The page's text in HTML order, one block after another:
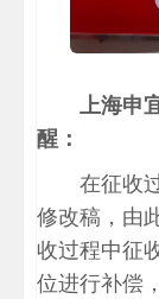
上海申
醒：
在征收
修改稿，由
收过程中征
位进行补偿